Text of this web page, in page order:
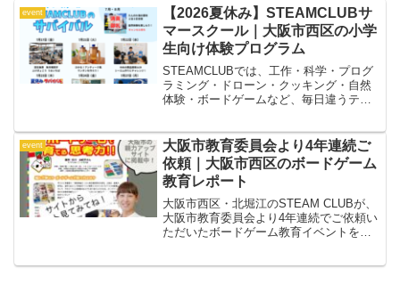
event
【2026夏休み】STEAMCLUBサ
マースクール｜大阪市西区の小学
生向け体験プログラム
STEAMCLUBでは、工作・科学・プログ
ラミング・ドローン・クッキング・自然
体験・ボードゲームなど、毎日違うテー
ぴったりな工作や実験、仲間と協力する
チャレンジ企画、社会や自然を学ぶおで
かけイベントなど、子どもたちの好奇心
を刺激するプログラムをたくさんご用意
しています。
event
大阪市教育委員会より4年連続ご
依頼｜大阪市西区のボードゲーム
教育レポート
大阪市西区・北堀江のSTEAM CLUBが、
大阪市教育委員会より4年連続でご依頼い
ただいたボードゲーム教育イベントをレ